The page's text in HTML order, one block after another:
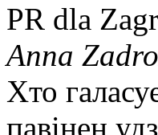
PR dla
Anna
Хто
павінен